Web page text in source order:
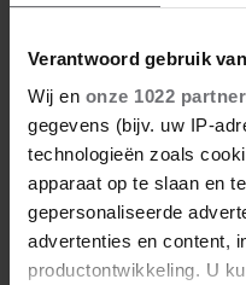
Verantwoord gebruik
Wij en onze 1022
gegevens (bijv. uw IP-
technologieën zoals
apparaat op te slaan en
gepersonaliseerde
advertenties en content,
productontwikkeling. U